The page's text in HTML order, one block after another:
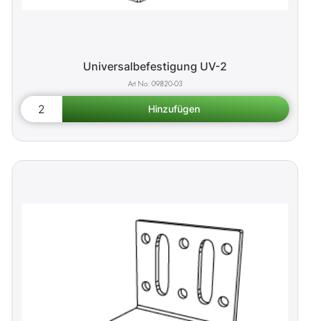
Universalbefestigung UV-2
09820-03